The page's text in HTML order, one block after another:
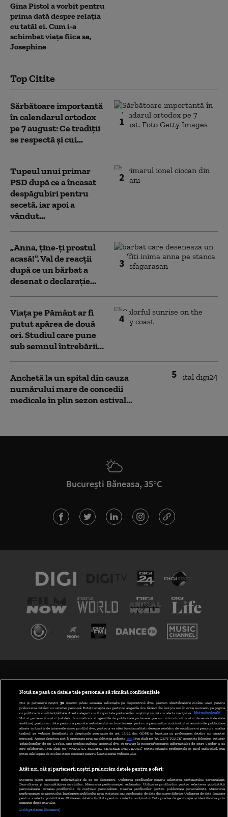
Gina Pistol a vorbit pentru
prima dată despre relația
cu tatăl ei. Cum i-a
schimbat viața fiica sa,
Josephine
Top Citite
1
Sărbătoare importantă
în calendarul ortodox
pe 7 august: Ce tradiții
se respectă și cui...
2
Tupeul unui primar
PSD după ce a încasat
despăgubiri pentru
secetă, iar apoi a
vândut...
3
„Anna, ţine-ţi prostul
acasă!”. Val de reacții
după ce un bărbat a
desenat o declarație...
4
Viața pe Pământ ar fi
putut apărea de două
ori. Studiul care pune
sub semnul întrebării...
5
Anchetă la un spital din cauza
numărului mare de concedii
medicale în plin sezon estival...
București Băneasa, 35°C
ABONARE DIGI TV
GESTIONAȚI PREFERINȚELE
CODUL DIGI24
CAMERE WEB
CONTACT/INFO
Nouă ne pasă ca datele tale personale să rămână confidențiale
Noi și partenerii noștri 30stocăm și/sau accesăm informații pe dispozitivul dvs., precum identificatorii cookie unici pentru
prelucrarea datelor cu caracter personal. Puteți accepta sau gestiona alegerile dvs. făcând clic mai jos sau în orice moment, pe pagina
cu politica de confidențialitate. Aceste alegeri vor fi raportate partenerilor noștri și nu vă vor afecta navigarea.
Mai multe detalii
Noi si partenerii nostri (retelele de socializare si agentiile de publicitate partenere, precum si furnizorii nostri de servicii de date
analitice) prelucram date pentru a permite website-ului sa functioneze, pentru a personaliza continutul si anunturile publicitare
afisate in functie de interesele si/sau profilul dvs., pentru a va oferi functionalitati aferente retelelor de socializare si pentru a analiza
traficul pe website. Beneficiati de drepturile prevazute de art. 15-22 din GDPR in legatura cu prelucrarea datelor cu caracter
personal. Aceste drepturi pot fi exercitate prin modalitatea indicata aici. Prin click pe “ACCEPT TOATE”, acceptati folosirea tuturor
Tehnologiilor de tip Cookie, care implica inclusiv acceptul dvs. cu privire la stocarea/accesarea informatiilor de catre Vendor-ii cu
care colaboram. Prin click pe “VREAU SA MODIFIC SETARILE INDIVIDUAL” puteti schimba preferintele in mod individual, mai
putin cele legate de cookie strict necesare pentru functionarea website-ului.
Atât noi, cât și partenerii noștri prelucrăm datele pentru a oferi:
Stocarea și/sau accesarea informațiilor de pe un dispozitiv. Utilizarea profilurilor pentru selectarea conținutului personalizat.
Dezvoltarea și îmbunătățirea serviciilor. Măsurarea performanței reclamelor. Utilizarea profilurilor pentru selectarea publicității
personalizate. Crearea profilurilor de conținut personalizat. Crearea profilurilor pentru publicitate personalizată. Măsurarea
performanței conținutului. Înțelegerea publicului prin statistici sau combinații de date din surse diferite. Utilizarea de date limitate
pentru a selecta publicitatea. Utilizarea datelor limitate pentru a selecta conținutul. Date precise de geolocație și identificarea prin
scanarea dispozitivului.
Listă parteneri (furnizori)